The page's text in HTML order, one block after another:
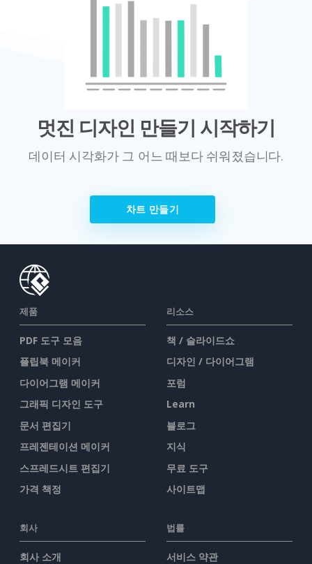
멋진 디자인 만들기 시작하기
데이터 시각화가 그 어느 때보다 쉬워졌습니다.
차트 만들기
제품
PDF 도구 모음
플립북 메이커
다이어그램 메이커
그래픽 디자인 도구
문서 편집기
프레젠테이션 메이커
스프레드시트 편집기
가격 책정
리소스
책 / 슬라이드쇼
디자인 / 다이어그램
포럼
Learn
블로그
지식
무료 도구
사이트맵
회사
회사 소개
법률
서비스 약관